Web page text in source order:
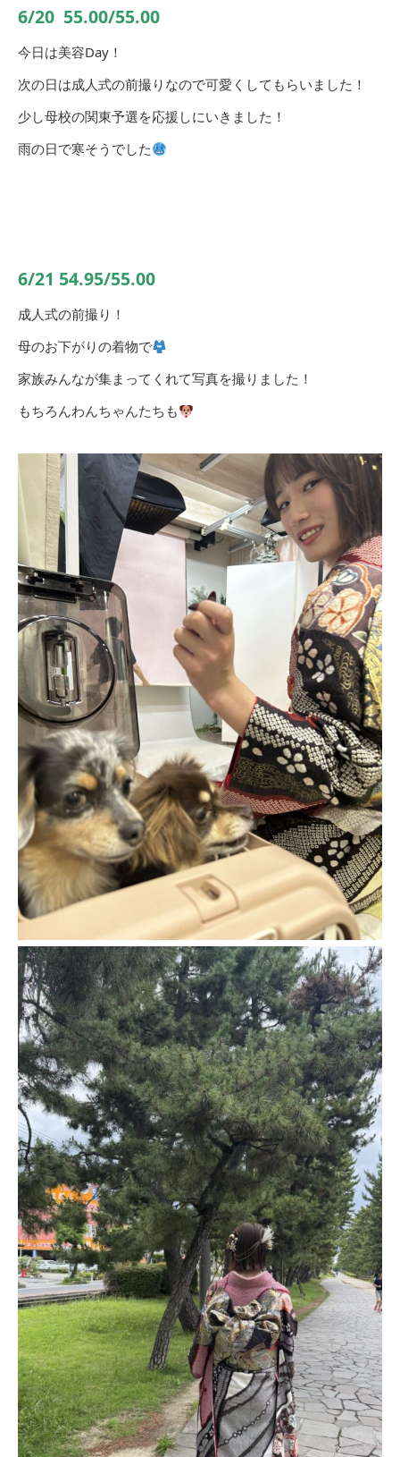
6/20 55.00/55.00
今日は美容Day ！
次の日は成人式の前撮りなので可愛くしてもらいました！
少し母校の関東予選を応援しにいきました！
雨の日で寒そうでした
6/21 54.95/55.00
成人式の前撮り！
母のお下がりの着物で
家族みんなが集まってくれて写真を撮りました！
もちろんわんちゃんたちも